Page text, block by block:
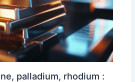
palladium, rhodium :